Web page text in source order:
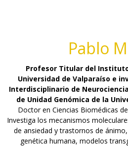
Pablo
Profesor Titular del
Universidad de Valparaíso e
Interdisciplinario de
de Unidad Genómica de la
Doctor en Ciencias Biomédicas
Investiga los mecanismos
de ansiedad y trastornos de
genética humana, modelos